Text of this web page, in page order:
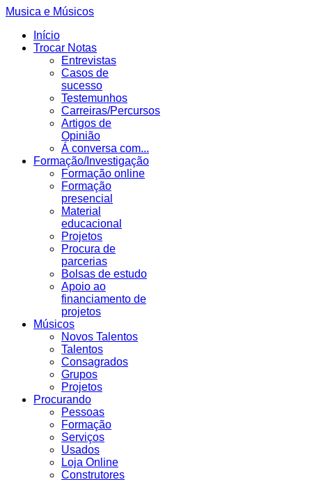
Musica e Músicos
Início
Trocar Notas
Entrevistas
Casos de
sucesso
Testemunhos
Carreiras/Percursos
Artigos de
Opinião
Á conversa com...
Formação/Investigação
Formação online
Formação
presencial
Material
educacional
Projetos
Procura de
parcerias
Bolsas de estudo
Apoio ao
financiamento de
projetos
Músicos
Novos Talentos
Talentos
Consagrados
Grupos
Projetos
Procurando
Pessoas
Formação
Serviços
Usados
Loja Online
Construtores